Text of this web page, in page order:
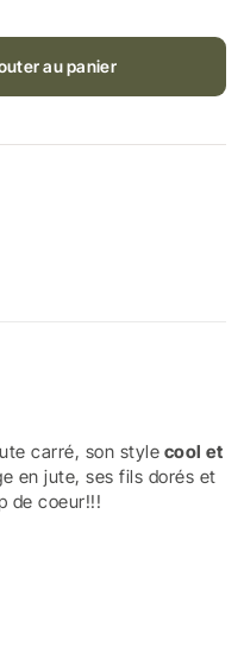
au panier
carré, son style cool et
en jute, ses fils dorés et
de coeur!!!